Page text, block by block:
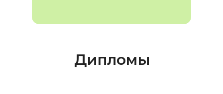
Дипломы